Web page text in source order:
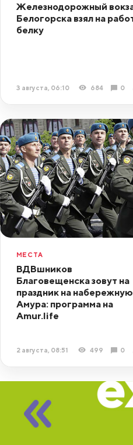
Железнодорожный
Белогорска взял на
белку
3 августа, 06:10 684 0
МЕСТА
ВДВшников
Благовещенска зовут на
праздник на набережную
Амура: программа на
Amur.life
2 августа, 08:51 499 0